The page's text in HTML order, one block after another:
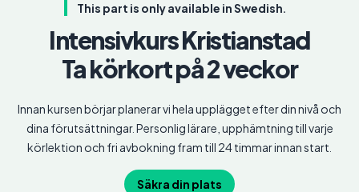
This part is only available in Swedish.
IntensivkursKristianstad
Ta körkort på 2 veckor
Innan kursen börjar planerar vi hela upplägget efter din nivå och
dina förutsättningar. Personlig lärare, upphämtning till varje
körlektion och fri avbokning fram till 24 timmar innan start.
Säkra din plats